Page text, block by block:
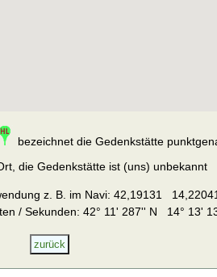
bezeichnet die Gedenkstätte
die Gedenkstätte ist (uns) unbekannt
z. B. im Navi: 42,19131
/ Sekunden: 42° 11' 287'' N 14° 13'